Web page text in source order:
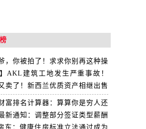
，你被拍了！求求你别再这种操
】AKL建筑工地发生严重事故！
工人死亡
卖了！新西兰优质资产相继出售
富排名计算器：算算你是穷人还
新通知：调整部分签证类型薪酬
东：健康住房标准立法通过成为